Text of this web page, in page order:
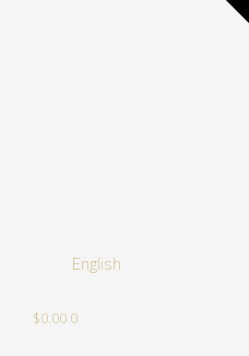
English
$0.00 0